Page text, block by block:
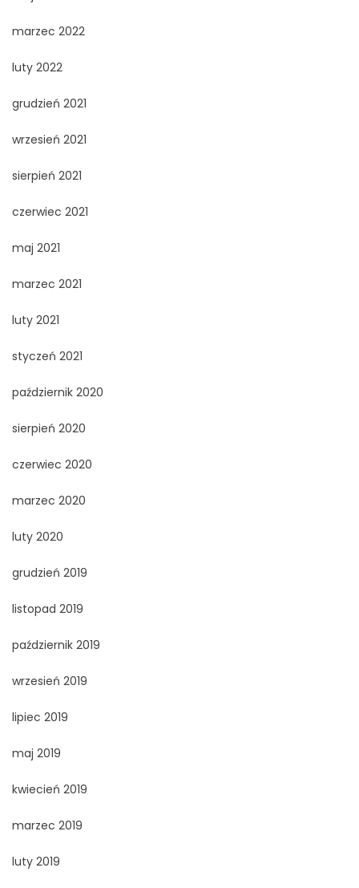
marzec 2022
luty 2022
grudzień 2021
wrzesień 2021
sierpień 2021
czerwiec 2021
maj 2021
marzec 2021
luty 2021
styczeń 2021
październik 2020
sierpień 2020
czerwiec 2020
marzec 2020
luty 2020
grudzień 2019
listopad 2019
październik 2019
wrzesień 2019
lipiec 2019
maj 2019
kwiecień 2019
marzec 2019
luty 2019